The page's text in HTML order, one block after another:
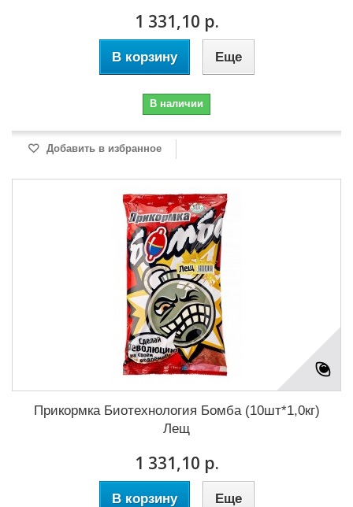
1 331,10 р.
В корзину Еще
В наличии
Добавить в избранное
Прикормка Биотехнология Бомба (10шт*1,0кг)
Лещ
1 331,10 р.
В корзину Еще